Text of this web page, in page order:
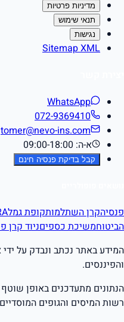
מדיניות פרטיות
תנאי שימוש
נגישות
Sitemap XML
WhatsApp
072-9369410
tomer@nevo-ins.com
א-ה: 09:00-18:00
קבל בדיקת פנסיה חינם
פנסיהקרן השתלמותקופת גמל
הביטוחמשיכת כספיםניוד קרן
המידע באתר נכתב ונבדק על
והפיננסים.
הנתונים מתעדכנים באופן
רשות המיסים והגופים